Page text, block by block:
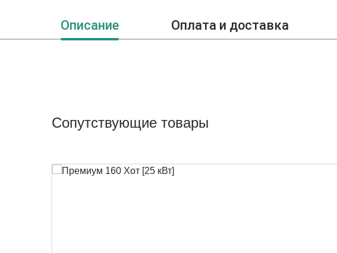
Описание Оплата и доставка
Сопутствующие товары